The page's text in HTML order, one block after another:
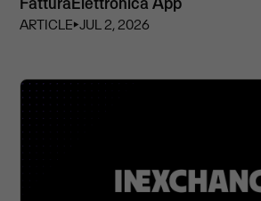
ARTICLE⏵JUL 2, 2026